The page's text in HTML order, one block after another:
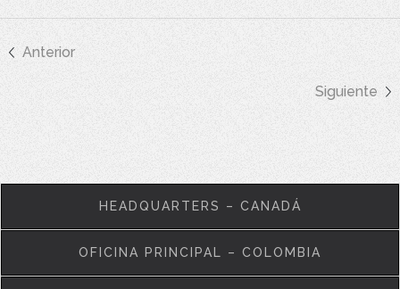
Anterior
Siguiente
HEADQUARTERS – CANADÁ
OFICINA PRINCIPAL – COLOMBIA